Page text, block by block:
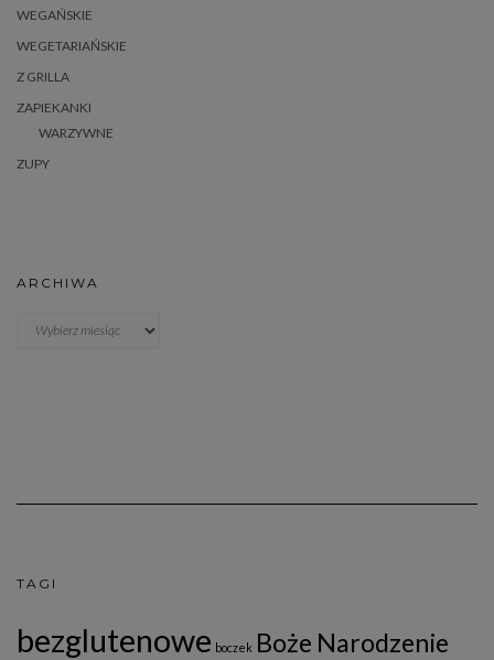
WEGAŃSKIE
WEGETARIAŃSKIE
Z GRILLA
ZAPIEKANKI
WARZYWNE
ZUPY
ARCHIWA
TAGI
bezglutenowe boczek Boże Narodzenie